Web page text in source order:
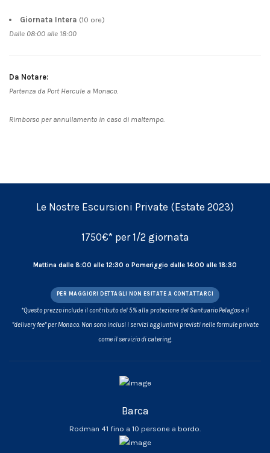
Giornata Intera (10 ore)
Dalle 08:00 alle 18:00
Da Notare:
Partenza da Port Hercule a Monaco.
Rimborso per annullamento in caso di maltempo.
Le Nostre Escursioni Private (Estate 2023)
1750€* per 1/2 giornata
Mattina dalle 8:00 alle 12:30 o Pomeriggio dalle 14:00 alle 18:30
PER MAGGIORI DETTAGLI NON ESITATE A CONTATTARCI
*Questo prezzo include il contributo del 5% alla protezione del Santuario Pelagos e il
"delivery fee" per Monaco. Non sono inclusi i servizi aggiuntivi previsti nelle formule private
come il servizio di catering.
Barca
Rodman 41 fino a 10 persone a bordo.